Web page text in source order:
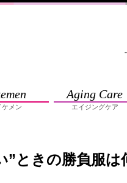
ケメン
Aging Care
エイジングケア
”ときの勝負服は